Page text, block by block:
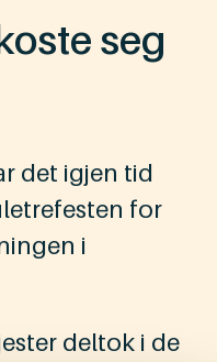
seg
det igjen tid
for
i
deltok i de